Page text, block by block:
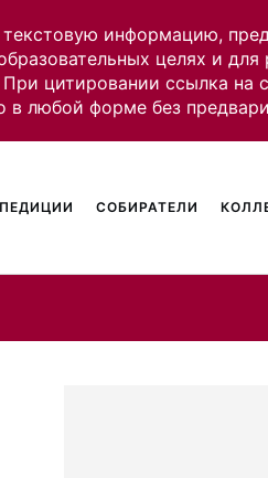
информацию,
целях и
цитировании ссылка на
любой форме без
СОБИРАТЕЛИ